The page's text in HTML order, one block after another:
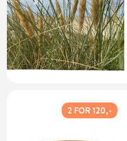
2 FOR 120,-